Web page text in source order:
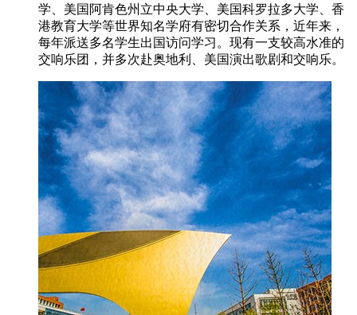
学、美国阿肯色州立中央大学、美国科罗拉多大学、香
港教育大学等世界知名学府有密切合作关系，近年来，
每年派送多名学生出国访问学习。现有一支较高水准的
交响乐团，并多次赴奥地利、美国演出歌剧和交响乐。